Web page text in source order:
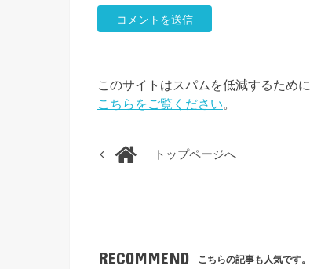
このサイトはスパムを低減するため
こちらをご覧ください。
トップページへ
RECOMMEND こちらの記事も人気です。